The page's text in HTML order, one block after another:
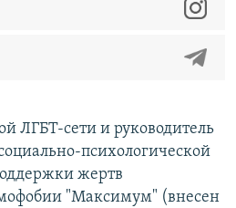
ЛГБТ-сети и руководитель
психологической
жертв
"Максимум" (внесен